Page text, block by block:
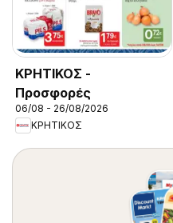
ΚΡΗΤΙΚΟΣ -
Προσφορές
06/08 - 26/08/2026
ΚΡΗΤΙΚΟΣ